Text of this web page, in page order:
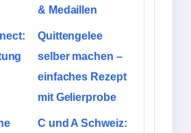
& Medaillen
Quittengelee
selber machen –
einfaches Rezept
mit Gelierprobe
C und A Schweiz: